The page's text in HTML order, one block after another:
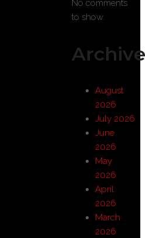
No comments
to show.
August
2026
July 2026
June
2026
May
2026
April
2026
March
2026